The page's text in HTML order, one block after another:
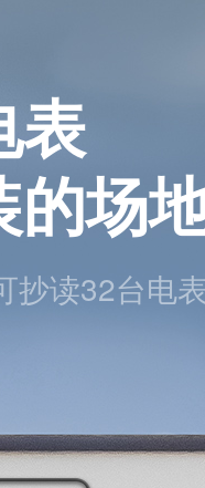
表
的场
抄读32台电